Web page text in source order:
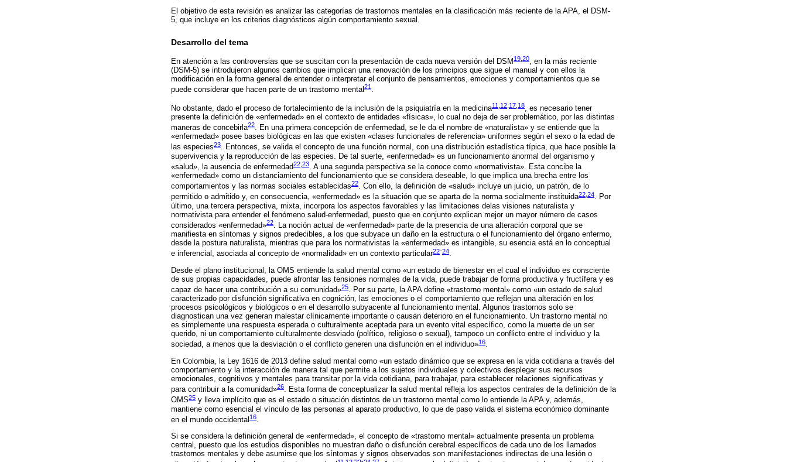
El objetivo de esta revisión es analizar las categorías de trastornos mentales en la clasificación más reciente de la APA, el DSM-
5, que incluye en los criterios diagnósticos algún comportamiento sexual.
Desarrollo del tema
En atención a las controversias que se suscitan con la presentación de cada nueva versión del DSM 19 20
, en la más reciente
(DSM-5) se introdujeron algunos cambios que implican una renovación de los principios que sigue el manual y con ellos la
modificación en la forma general de entender o interpretar el conjunto de pensamientos, emociones y comportamientos que se
puede considerar que hacen parte de un trastorno mental21 .
No obstante, dado el proceso de fortalecimiento de la inclusión de la psiquiatría en la medicina11 12 17 18
, es necesario tener
presente la definición de «enfermedad» en el contexto de entidades «físicas», lo cual no deja de ser problemático, por las distintas
maneras de concebirla22. En una primera concepción de enfermedad, se le da el nombre de «naturalista» y se entiende que la
«enfermedad» posee bases biológicas en las que existen «clases funcionales de referencia» uniformes según el sexo o la edad de
las especies23. Entonces, se valida el concepto de una función normal, con una distribución estadística típica, que hace posible la
supervivencia y la reproducción de las especies. De tal suerte, «enfermedad» es un funcionamiento anormal del organismo y
«salud», la ausencia de enfermedad22 23. A una segunda perspectiva se la conoce como «normativista». Esta concibe la
«enfermedad» como un distanciamiento del funcionamiento que se considera deseable, lo que implica una brecha entre los
comportamientos y las normas sociales establecidas22. Con ello, la definición de «salud» incluye un juicio, un patrón, de lo
permitido o admitido y, en consecuencia, «enfermedad» es la situación que se aparta de la norma socialmente instituida22,24. Por
último, una tercera perspectiva, mixta, incorpora los aspectos favorables y las limitaciones delas visiones naturalista y
normativista para entender el fenómeno salud-enfermedad, puesto que en conjunto explican mejor un mayor número de casos
considerados «enfermedad»22. La noción actual de «enfermedad» parte de la presencia de una alteración corporal que se
manifiesta en síntomas y signos predecibles, a los que subyace un daño en la estructura o el funcionamiento del órgano enfermo,
desde la postura naturalista, mientras que para los normativistas la «enfermedad» es intangible, su esencia está en lo conceptual
e inferencial, asociada al concepto de «normalidad» en un contexto particular22-24.
Desde el plano institucional, la OMS entiende la salud mental como «un estado de bienestar en el cual el individuo es consciente
de sus propias capacidades, puede afrontar las tensiones normales de la vida, puede trabajar de forma productiva y fructífera y es
capaz de hacer una contribución a su comunidad»25. Por su parte, la APA define «trastorno mental» como «un estado de salud
caracterizado por disfunción significativa en cognición, las emociones o el comportamiento que reflejan una alteración en los
procesos psicológicos y biológicos o en el desarrollo subyacente al funcionamiento mental. Algunos trastornos solo se
diagnostican una vez generan malestar clínicamente importante o causan deterioro en el funcionamiento. Un trastorno mental no
es simplemente una respuesta esperada o culturalmente aceptada para un evento vital específico, como la muerte de un ser
querido, ni un comportamiento culturalmente desviado (político, religioso o sexual), tampoco un conflicto entre el individuo y la
sociedad, a menos que la desviación o el conflicto generen una disfunción en el individuo»16.
En Colombia, la Ley 1616 de 2013 define salud mental como «un estado dinámico que se expresa en la vida cotidiana a través del
comportamiento y la interacción de manera tal que permite a los sujetos individuales y colectivos desplegar sus recursos
emocionales, cognitivos y mentales para transitar por la vida cotidiana, para trabajar, para establecer relaciones significativas y
para contribuir a la comunidad»26. Esta forma de conceptualizar la salud mental refleja los aspectos centrales de la definición de la
OMS25 y lleva implícito que es el estado o situación distintos de un trastorno mental como lo entiende la APA y, además,
mantiene como esencial el vínculo de las personas al aparato productivo, lo que de paso valida el sistema económico dominante
en el mundo occidental 16
Si se considera la definición general de «enfermedad», el concepto de «trastorno mental» actualmente presenta un problema
central, puesto que los estudios disponibles no muestran daño o disfunción cerebral específicos de cada uno de los llamados
trastornos mentales y debe asumirse que los síntomas y signos observados son manifestaciones indirectas de una lesión o